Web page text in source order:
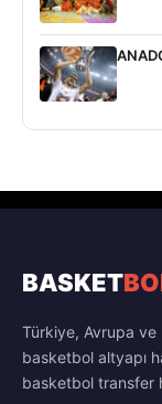
BASKET
Türkiye, Avrupa ve
basketbol altyapı
basketbol transfer